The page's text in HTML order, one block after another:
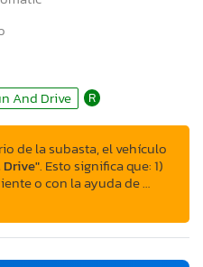
And Drive R
de la subasta, el vehículo
Drive". Esto significa que: 1)
o con la ayuda de …